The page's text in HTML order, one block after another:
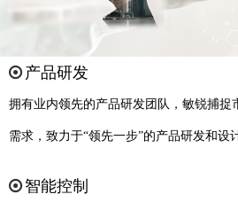
产品研发
拥有业内领先的产品研发团队，敏锐捕捉
需求，致力于“领先一步”的产品研发和设
智能控制